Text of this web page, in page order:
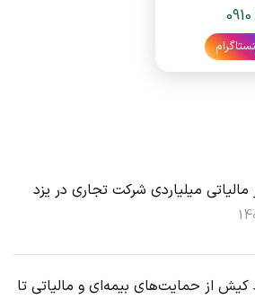
میلیاردی شرکت تجاری در یزد
کیش از حمایت‌های بیمه‌ای و مالیاتی تا